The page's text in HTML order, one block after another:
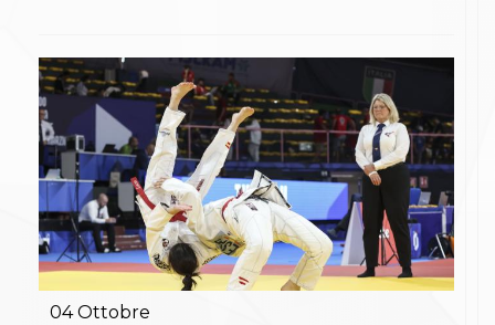
Karate
La disciplina
News
Gare e Risultati
Attività Didattica
Albi Federali
Arti marziali
Aikido
Ju Jitsu
Sumo
Capoeira
Grappling
04 Ottobre